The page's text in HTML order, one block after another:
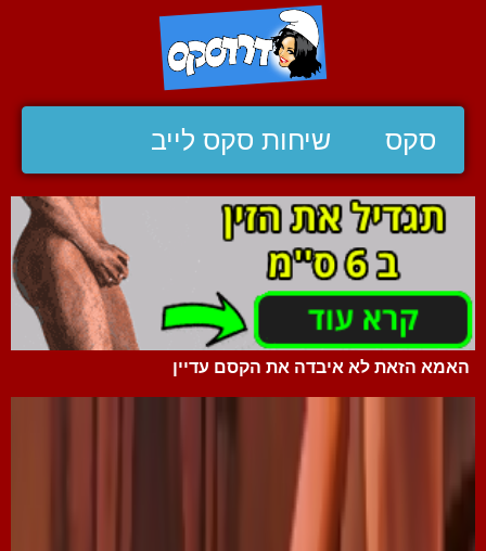
סקס שיחות סקס לייב
האמא הזאת לא איבדה את הקסם עדיין